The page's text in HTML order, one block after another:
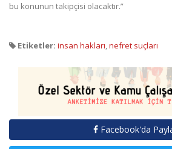
bu konunun takipçisi olacaktır.”
Etiketler: insan hakları,nefret suçları
Facebook'da